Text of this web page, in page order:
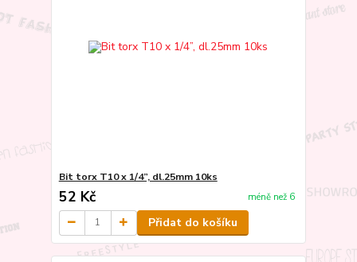
Bit torx T10 x 1/4”, dl.25mm 10ks
52 Kč méně než 6
Přidat do košíku